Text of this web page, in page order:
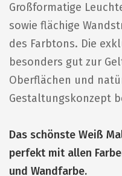
Großformatige
sowie flächige
des Farbtons. Die
besonders gut zur
Oberflächen und
Gestaltungskonzept
Das schönste Weiß
perfekt mit allen
und Wandfarbe.